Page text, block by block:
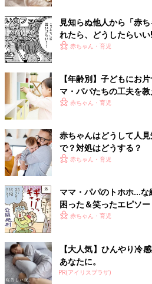
見知らぬ他人から「赤
れたら、どうしたらい
赤ちゃん・育児
【年齢別】子どもにお
マ・パパたちの工夫を教
赤ちゃん・育児
赤ちゃんはどうして人
で？対処はどうする？
赤ちゃん・育児
ママ・パパのトホホ…
困った＆笑ったエピソー
赤ちゃん・育児
【大人気】ひんやり冷
あなたに。
PR(アイリスプラザ)